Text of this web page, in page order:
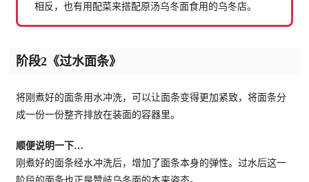
相反，也有用配菜来搭配原汤乌冬面食用的乌冬店。
阶段2《过水面条》
将刚煮好的面条用水冲洗，可以让面条变得更加紧致，将面条分
成一份一份整齐排放在装面的容器里。
顺便说明一下…
刚煮好的面条经水冲洗后，增加了面条本身的弹性。过水后这一